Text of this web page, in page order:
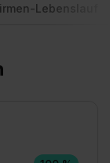
Lebenslauf